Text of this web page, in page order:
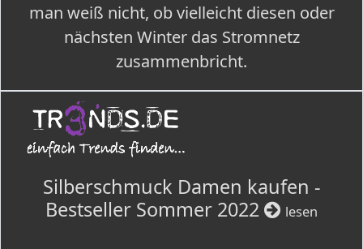
man weiß nicht, ob vielleicht diesen oder
nächsten Winter das Stromnetz
zusammenbricht.
Silberschmuck Damen kaufen -
Bestseller Sommer 2022
lesen